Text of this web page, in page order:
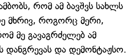
რომ ამ ბავშვს სახლს
მხრივ, როგორც მერი,
მე გავაგრძელებ ამ
დანგრევას და დემონტაჟსო.